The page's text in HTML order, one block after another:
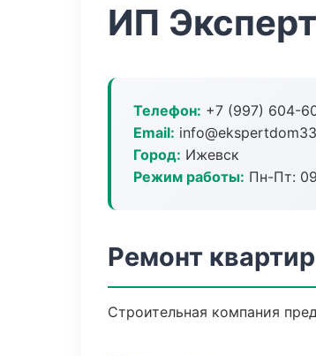
ИП
Телефон: +7 (997) 604-
Email:
Город: Ижевск
Режим работы: Пн-Пт:
Ремонт
Строительная компания